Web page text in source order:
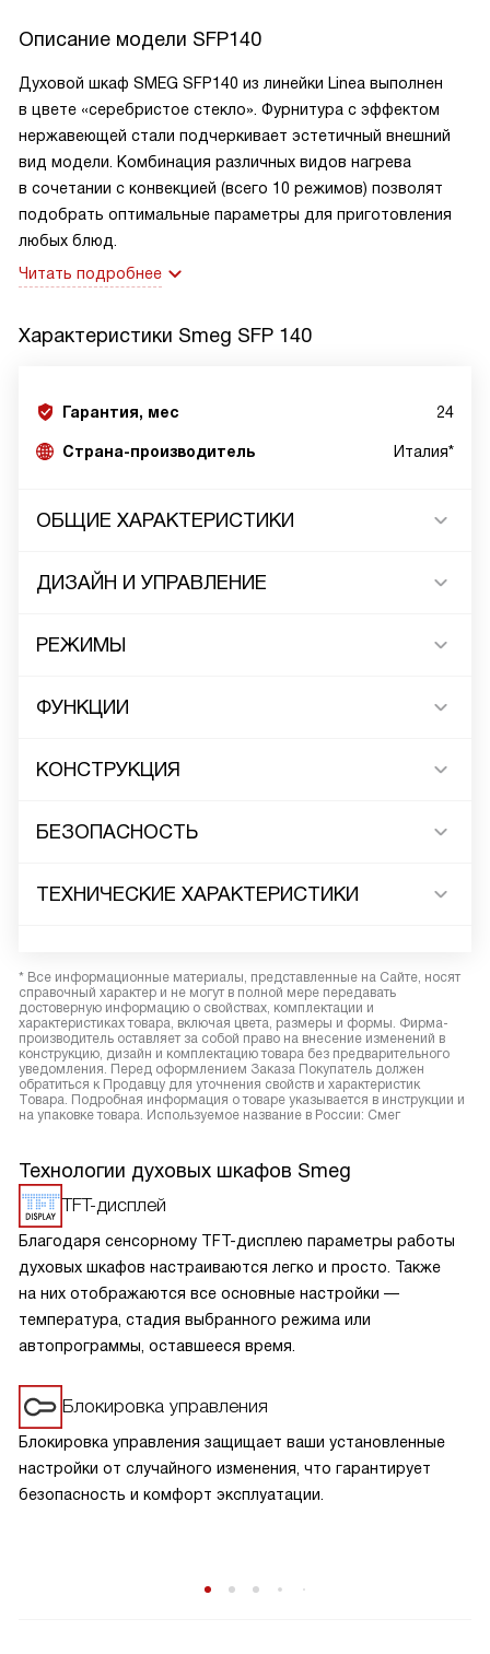
Описание модели SFP140
Духовой шкаф SMEG SFP140 из линейки Linea выполнен
в цвете «серебристое стекло». Фурнитура с эффектом
нержавеющей стали подчеркивает эстетичный внешний
вид модели. Комбинация различных видов нагрева
в сочетании с конвекцией (всего 10 режимов) позволят
подобрать оптимальные параметры для приготовления
любых блюд.
Читать подробнее
Характеристики Smeg SFP 140
Гарантия, мес 24
Страна-производитель Италия*
ОБЩИЕ ХАРАКТЕРИСТИКИ
ДИЗАЙН И УПРАВЛЕНИЕ
РЕЖИМЫ
ФУНКЦИИ
КОНСТРУКЦИЯ
БЕЗОПАСНОСТЬ
ТЕХНИЧЕСКИЕ ХАРАКТЕРИСТИКИ
* Все информационные материалы, представленные на Сайте, носят
справочный характер и не могут в полной мере передавать
достоверную информацию о свойствах, комплектации и
характеристиках товара, включая цвета, размеры и формы. Фирма-
производитель оставляет за собой право на внесение изменений в
конструкцию, дизайн и комплектацию товара без предварительного
уведомления. Перед оформлением Заказа Покупатель должен
обратиться к Продавцу для уточнения свойств и характеристик
Товара. Подробная информация о товаре указывается в инструкции и
на упаковке товара. Используемое название в России: Смег
Технологии духовых шкафов Smeg
TFT-дисплей
Благодаря сенсорному TFT-дисплею параметры работы
духовых шкафов настраиваются легко и просто. Также
на них отображаются все основные настройки —
температура, стадия выбранного режима или
автопрограммы, оставшееся время.
Блокировка управления
Блокировка управления защищает ваши установленные
настройки от случайного изменения, что гарантирует
безопасность и комфорт эксплуатации.